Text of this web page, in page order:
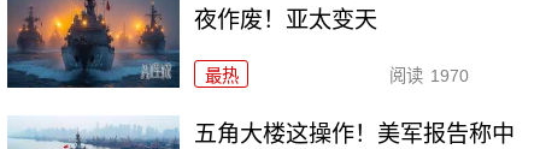
夜作废！亚太变天
最热 阅读 1970
五角大楼这操作！美军报告称中